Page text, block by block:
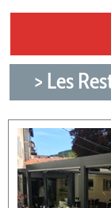
> Les